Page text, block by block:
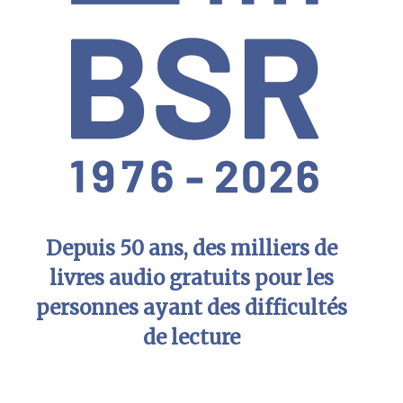
Depuis 50 ans, des milliers de
livres audio gratuits pour les
personnes ayant des difficultés
de lecture